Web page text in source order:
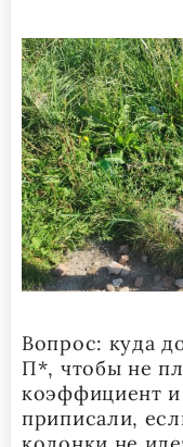
Вопрос: куда
П*, чтобы не
коэффициент
приписали,